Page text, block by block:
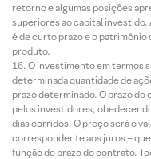
retorno e algumas posições
superiores ao capital investido.
é de curto prazo e o
produto.
O investimento em termos
determinada quantidade de
prazo determinado. O prazo
pelos investidores,
dias corridos. O preço será o
correspondente aos juros –
função do prazo do contrato.